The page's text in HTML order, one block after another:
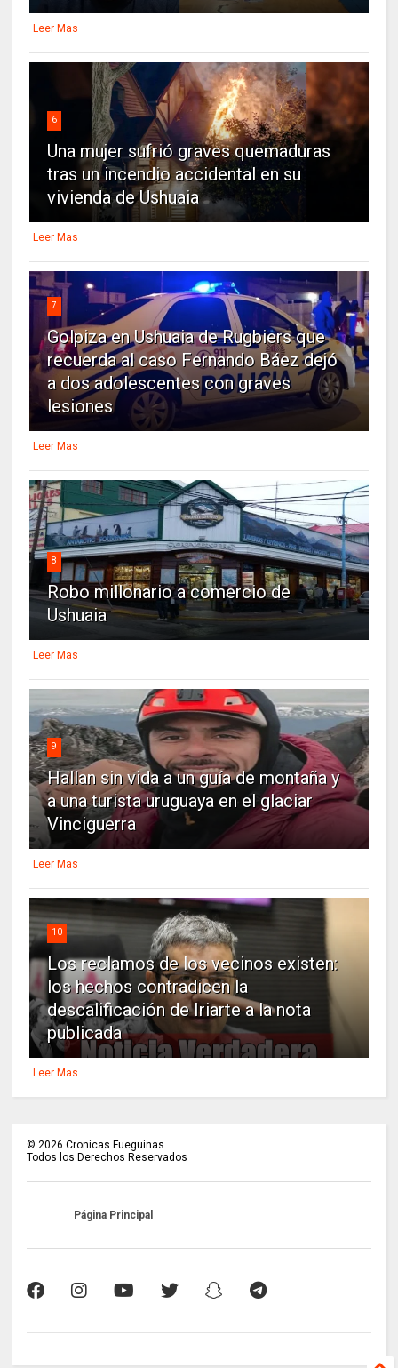
Leer Mas
6
Una mujer sufrió graves quemaduras
tras un incendio accidental en su
vivienda de Ushuaia
Leer Mas
7
Golpiza en Ushuaia de Rugbiers que
recuerda al caso Fernando Báez dejó
a dos adolescentes con graves
lesiones
Leer Mas
8
Robo millonario a comercio de
Ushuaia
Leer Mas
9
Hallan sin vida a un guía de montaña y
a una turista uruguaya en el glaciar
Vinciguerra
Leer Mas
10
Los reclamos de los vecinos existen:
los hechos contradicen la
descalificación de Iriarte a la nota
publicada
Leer Mas
© 2026 Cronicas Fueguinas
Todos los Derechos Reservados
Página Principal